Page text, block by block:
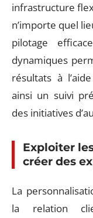
infrastructure
n’importe quel
pilotage
dynamiques
résultats à
ainsi un suivi
des initiatives
Exploiter
créer des
La
la relation